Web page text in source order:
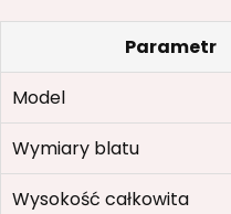
Parametr
Model
Wymiary blatu
Wysokość całkowita